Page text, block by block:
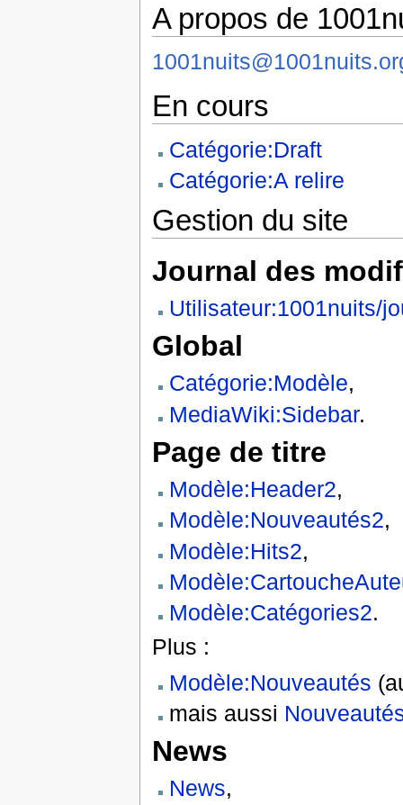
A propos de
En cours
Catégorie:Draft
Catégorie:A relire
Gestion du site
Journal des
Utilisateur:1001nuits/
Global
Catégorie:Modèle,
MediaWiki:Sidebar.
Page de titre
Modèle:Header2,
Modèle:Nouveautés2,
Modèle:Hits2,
Modèle:Catégories2.
Plus :
Modèle:Nouveautés
mais aussi
News
News,